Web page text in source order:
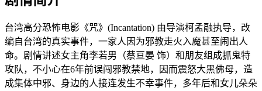
台湾高分恐怖电影《咒》(Incantation) 由导演柯孟融执导，改
编自台湾的真实事件，一家人因为邪教走火入魔甚至闹出人
命。剧情讲述女主角李若男（蔡亘晏 饰）和朋友组成抓鬼特
攻队，不小心在6年前误闯邪教禁地，因而震怒大黑佛母，造
成集体中邪、身边的人接连发生不幸事件，多年后和女儿朵朵